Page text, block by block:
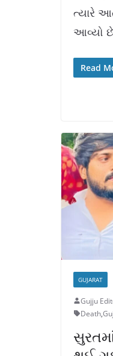
ત્યારે
આવ્યો
Read
GUJARAT
Gujju
Death,